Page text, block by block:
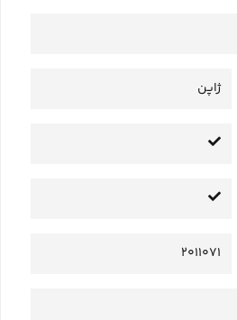
ژاپن
2011071